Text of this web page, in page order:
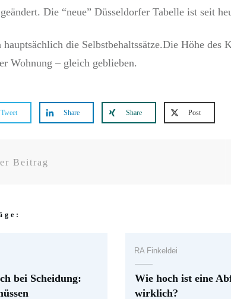
Die “neue” Düsseldorfer Tabelle ist seit
hauptsächlich die Selbstbehaltssätze.Die Höhe
Wohnung – gleich geblieben.
Tweet Share Share Post
Beitrag
bei Scheidung:
RA Finkeldei
Wie hoch ist eine
wirklich?